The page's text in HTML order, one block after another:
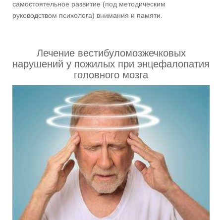
самостоятельное развитие (под методическим
руководством психолога) внимания и памяти.
Лечение вестибуломозжечковых
нарушений у пожилых при энцефалопатия
головного мозга